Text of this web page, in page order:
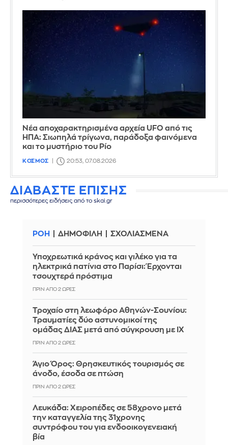
Νέα αποχαρακτηρισμένα αρχεία UFO από τις
ΗΠΑ: Σιωπηλά τρίγωνα, παράδοξα φαινόμενα
και το μυστήριο του Ρίο
ΚΟΣΜΟΣ 20:53, 07.08.2026
ΔΙΑΒΑΣΤΕ ΕΠΙΣΗΣ
περισσότερες ειδήσεις από το skai.gr
ΡΟΗ ΔΗΜΟΦΙΛΗ ΣΧΟΛΙΑΣΜΕΝΑ
Υποχρεωτικά κράνος και γιλέκο για τα
ηλεκτρικά πατίνια στο Παρίσι: Έρχονται
τσουχτερά πρόστιμα
ΠΡΙΝ ΑΠΌ 2 ΏΡΕΣ
Τροχαίο στη λεωφόρο Αθηνών-Σουνίου:
Τραυματίες δύο αστυνομικοί της
ομάδας ΔΙΑΣ μετά από σύγκρουση με ΙΧ
ΠΡΙΝ ΑΠΌ 2 ΏΡΕΣ
Άγιο Όρος: Θρησκευτικός τουρισμός σε
άνοδο, έσοδα σε πτώση
ΠΡΙΝ ΑΠΌ 2 ΏΡΕΣ
Λευκάδα: Χειροπέδες σε 58χρονο μετά
την καταγγελία της 31χρονης
συντρόφου του για ενδοοικογενειακή
βία